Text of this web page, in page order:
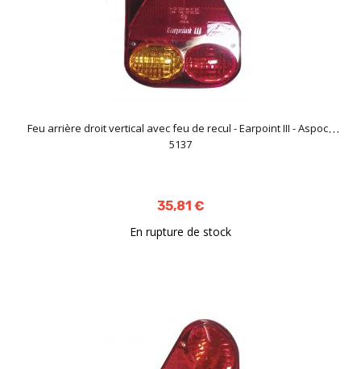
Feu arrière droit vertical avec feu de recul - Earpoint III - Aspock
5137
35,81 €
En rupture de stock